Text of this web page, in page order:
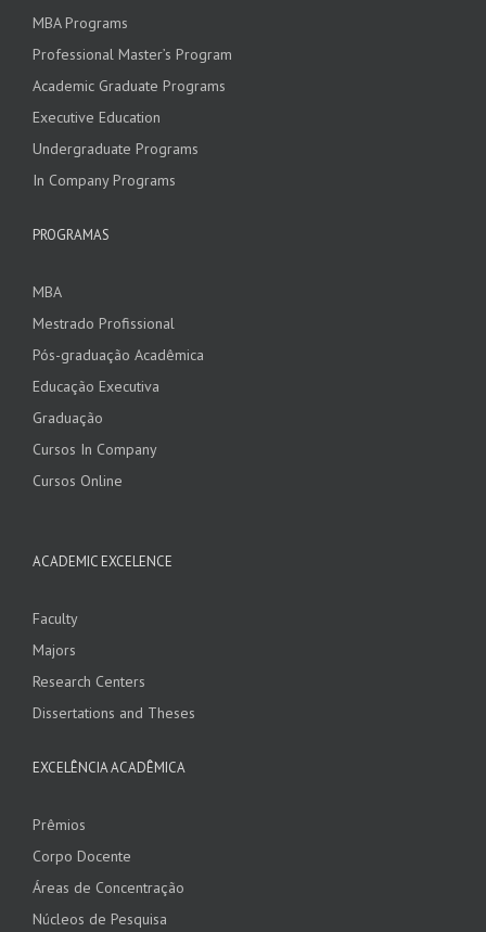
MBA Programs
Professional Master’s Program
Academic Graduate Programs
Executive Education
Undergraduate Programs
In Company Programs
PROGRAMAS
MBA
Mestrado Profissional
Pós-graduação Acadêmica
Educação Executiva
Graduação
Cursos In Company
Cursos Online
ACADEMIC EXCELENCE
Faculty
Majors
Research Centers
Dissertations and Theses
EXCELÊNCIA ACADÊMICA
Prêmios
Corpo Docente
Áreas de Concentração
Núcleos de Pesquisa